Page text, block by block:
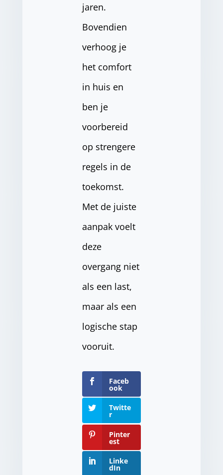
jaren.
Bovendien
verhoog je
het comfort
in huis en
ben je
voorbereid
op strengere
regels in de
toekomst.
Met de juiste
aanpak voelt
deze
overgang niet
als een last,
maar als een
logische stap
vooruit.
Faceb
ook
Twitte
r
Pinter
est
Linke
dIn